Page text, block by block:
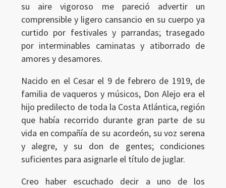
su aire vigoroso me pareció advertir un
comprensible y ligero cansancio en su cuerpo ya
curtido por festivales y parrandas; trasegado
por interminables caminatas y atiborrado de
amores y desamores.
Nacido en el Cesar el 9 de febrero de 1919, de
familia de vaqueros y músicos, Don Alejo era el
hijo predilecto de toda la Costa Atlántica, región
que había recorrido durante gran parte de su
vida en compañía de su acordeón, su voz serena
y alegre, y su don de gentes; condiciones
suficientes para asignarle el título de juglar.
Creo haber escuchado decir a uno de los